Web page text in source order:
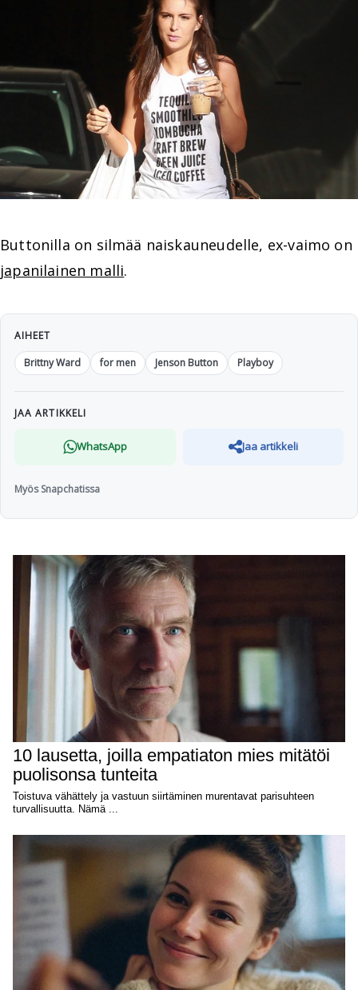
Buttonilla on silmää naiskauneudelle, ex-vaimo on
japanilainen malli.
AIHEET
Brittny Ward
for men Jenson Button Playboy
JAA ARTIKKELI
WhatsApp Jaa artikkeli
Myös Snapchatissa